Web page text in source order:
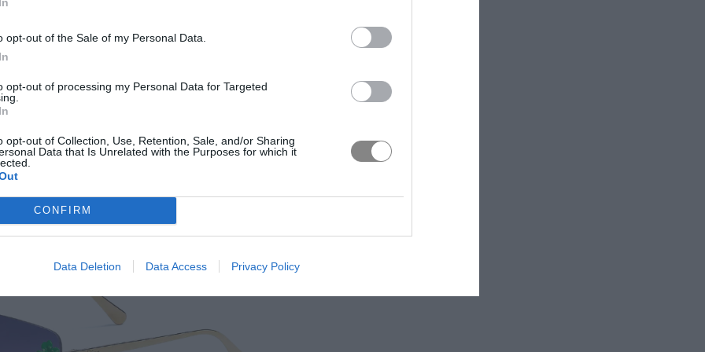
opt-out of the Sale of my Personal Data.
opt-out of processing my Personal Data for Targeted
opt-out of Collection, Use, Retention, Sale, and/or Sharing
Data that Is Unrelated with the Purposes for which it
CONFIRM
Data Deletion Data Access Privacy Policy